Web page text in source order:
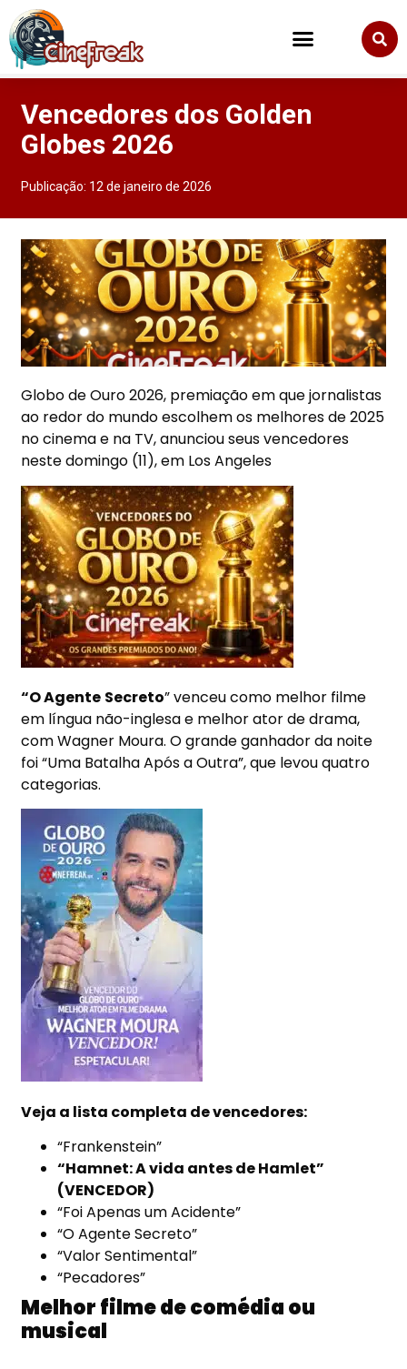
Vencedores dos Golden
Globes 2026
Publicação: 12 de janeiro de 2026
Globo de Ouro 2026, premiação em que jornalistas
ao redor do mundo escolhem os melhores de 2025
no cinema e na TV, anunciou seus vencedores
neste domingo (11), em Los Angeles
“O Agente Secreto” venceu como melhor filme
em língua não-inglesa e melhor ator de drama,
com Wagner Moura. O grande ganhador da noite
foi “Uma Batalha Após a Outra”, que levou quatro
categorias.
Veja a lista completa de vencedores:
“Frankenstein”
“Hamnet: A vida antes de Hamlet”
(VENCEDOR)
“Foi Apenas um Acidente”
“O Agente Secreto”
“Valor Sentimental”
“Pecadores”
Melhor filme de comédia ou
musical